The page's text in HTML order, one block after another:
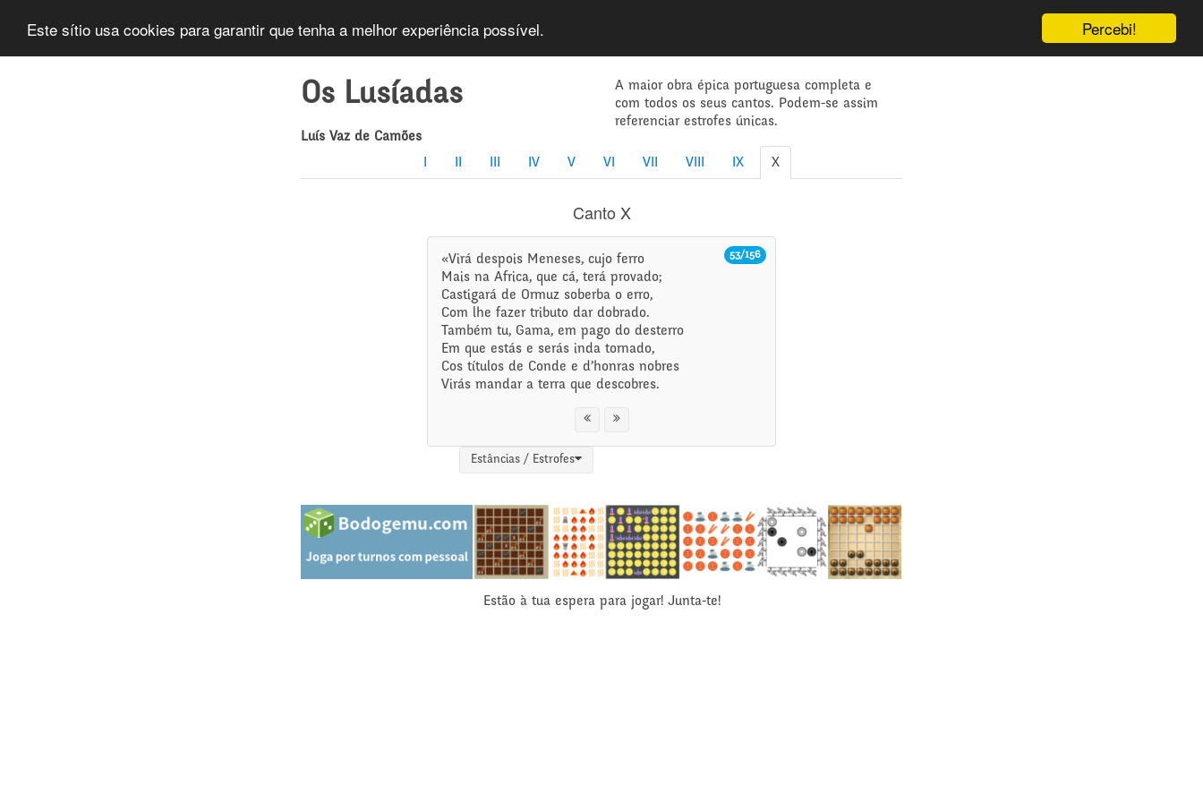
Percebi!
Este sítio usa cookies para garantir que tenha a melhor experiência possível.
Os Lusíadas
Luís Vaz de Camões
A maior obra épica portuguesa completa e
com todos os seus cantos. Podem-se assim
referenciar estrofes únicas.
IV V VI VII VIII IX X
Canto X
53/156
«Virá despois Meneses, cujo ferro
Mais na Africa, que cá, terá provado;
Castigará de Ormuz soberba o erro,
Com lhe fazer tributo dar dobrado.
Também tu, Gama, em pago do desterro
Em que estás e serás inda tornado,
Cos títulos de Conde e d’honras nobres
Virás mandar a terra que descobres.
Estâncias / Estrofes
Estão à tua espera para jogar! Junta-te!